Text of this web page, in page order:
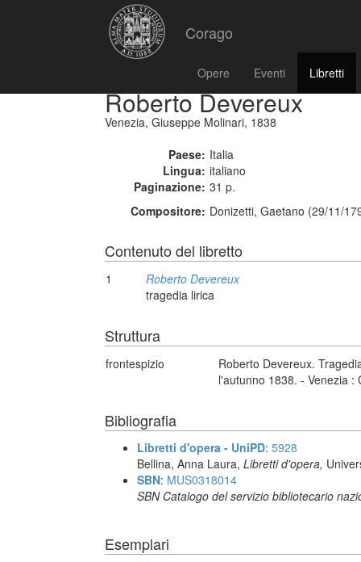
Corago
Opere Eventi Libretti
Roberto Devereux
Venezia, Giuseppe Molinari, 1838
Paese: Italia
Lingua: italiano
Paginazione: 31 p.
Compositore: Donizetti, Gaetano (29/11/
Contenuto del libretto
1
Roberto Devereux
tragedia lirica
Struttura
frontespizio
Roberto Devereux.
l'autunno 1838. - Venezia :
Bibliografia
Libretti d'opera - UniPD: 5928
Bellina, Anna Laura, Libretti d'opera,
SBN: MUS0318014
SBN Catalogo del servizio bibliotecario
Esemplari